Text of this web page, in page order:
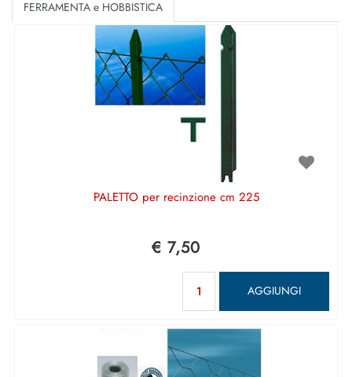
FERRAMENTA e HOBBISTICA
PALETTO per recinzione cm 225
€ 7,50
AGGIUNGI